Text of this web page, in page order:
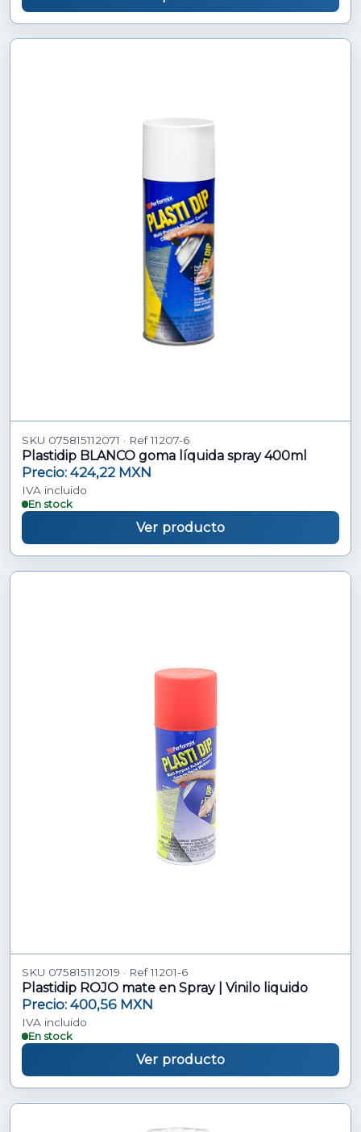
SKU 075815112071 · Ref 11207-6
Plastidip BLANCO goma líquida spray 400ml
Precio: 424,22 MXN
IVA incluido
En stock
Ver producto
SKU 075815112019 · Ref 11201-6
Plastidip ROJO mate en Spray | Vinilo liquido
Precio: 400,56 MXN
IVA incluido
En stock
Ver producto